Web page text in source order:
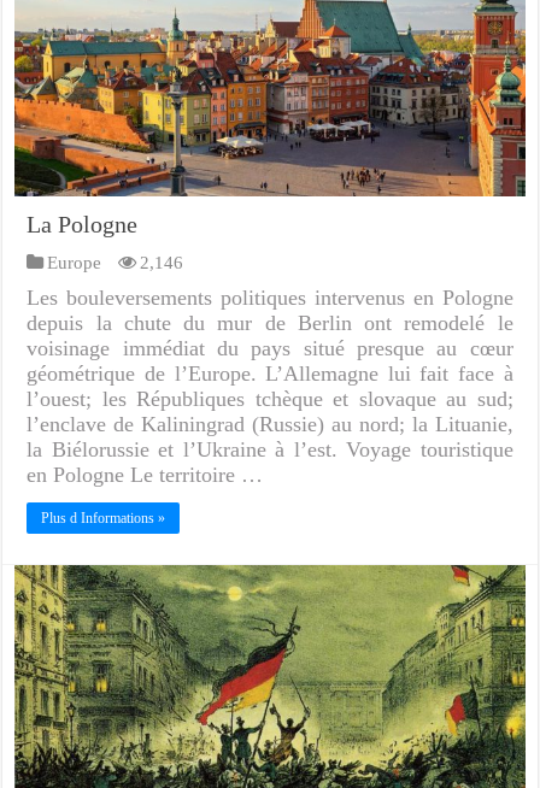
La Pologne
Europe 2,146
Les bouleversements politiques intervenus en Pologne
depuis la chute du mur de Berlin ont remodelé le
voisinage immédiat du pays situé presque au cœur
géométrique de l’Europe. L’Allemagne lui fait face à
l’ouest; les Républiques tchèque et slovaque au sud;
l’enclave de Kaliningrad (Russie) au nord; la Lituanie,
la Biélorussie et l’Ukraine à l’est. Voyage touristique
en Pologne Le territoire …
Plus d Informations »